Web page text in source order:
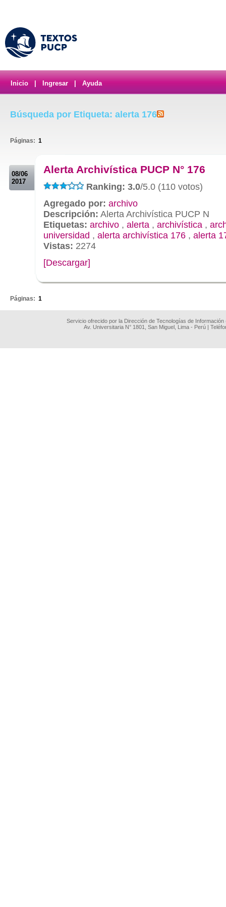
Inicio Ingresar Ayuda
Búsqueda por Etiqueta: alerta 176
Páginas: 1
08/06
2017
Alerta Archivística PUCP N° 176
Ranking: 3.0/5.0 (110 votos)
Agregado por: archivo
Descripción: Alerta Archivística PUCP N
Etiquetas: archivo , alerta , archivística ,
universidad , alerta archivística 176 , alerta
Vistas: 2274
[Descargar]
Páginas: 1
Servicio ofrecido por la Dirección de Tecnologías de
Av. Universitaria N° 1801, San Miguel, Lima - Perú |